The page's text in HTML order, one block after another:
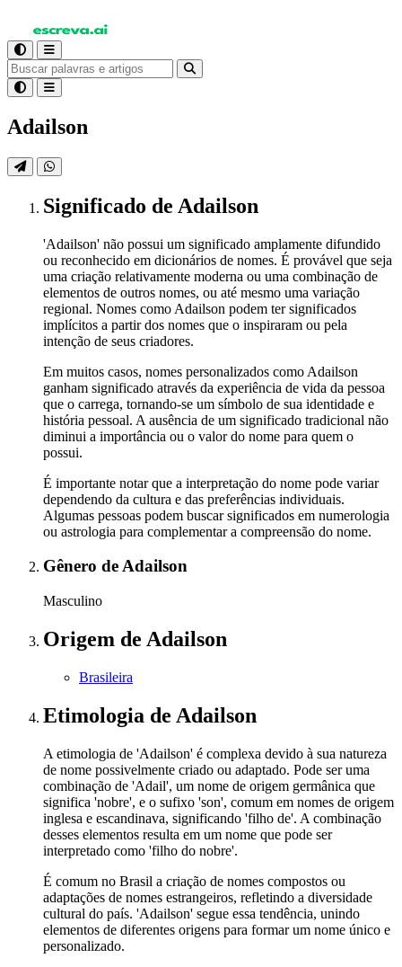
Adailson
Significado de Adailson
'Adailson' não possui um significado amplamente difundido
ou reconhecido em dicionários de nomes. É provável que seja
uma criação relativamente moderna ou uma combinação de
elementos de outros nomes, ou até mesmo uma variação
regional. Nomes como Adailson podem ter significados
implícitos a partir dos nomes que o inspiraram ou pela
intenção de seus criadores.
Em muitos casos, nomes personalizados como Adailson
ganham significado através da experiência de vida da pessoa
que o carrega, tornando-se um símbolo de sua identidade e
história pessoal. A ausência de um significado tradicional não
diminui a importância ou o valor do nome para quem o
possui.
É importante notar que a interpretação do nome pode variar
dependendo da cultura e das preferências individuais.
Algumas pessoas podem buscar significados em numerologia
ou astrologia para complementar a compreensão do nome.
Gênero de Adailson
Masculino
Origem de Adailson
Brasileira
Etimologia de Adailson
A etimologia de 'Adailson' é complexa devido à sua natureza
de nome possivelmente criado ou adaptado. Pode ser uma
combinação de 'Adail', um nome de origem germânica que
significa 'nobre', e o sufixo 'son', comum em nomes de origem
inglesa e escandinava, significando 'filho de'. A combinação
desses elementos resulta em um nome que pode ser
interpretado como 'filho do nobre'.
É comum no Brasil a criação de nomes compostos ou
adaptações de nomes estrangeiros, refletindo a diversidade
cultural do país. 'Adailson' segue essa tendência, unindo
elementos de diferentes origens para formar um nome único e
personalizado.